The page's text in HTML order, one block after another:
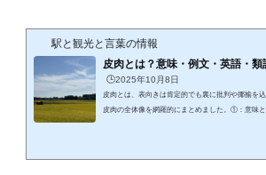
駅と観光と言葉の情報
皮肉とは？意味・例文・英語・類
🕒️2025年10月8日
皮肉とは、表向きは肯定的でも裏に批判や揶揄を
皮肉の全体像を網羅的にまとめました。①：意味